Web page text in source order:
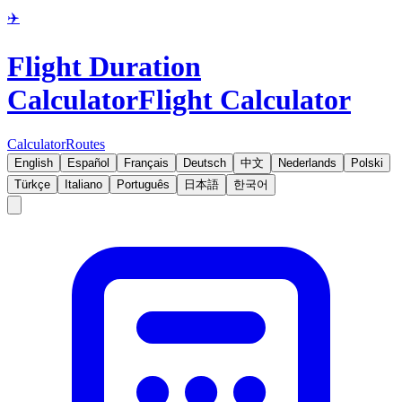
✈️
Flight Duration
CalculatorFlight Calculator
CalculatorRoutes
English Español Français Deutsch 中文 Nederlands
Polski
Türkçe
Italiano Português 日本語 한국어